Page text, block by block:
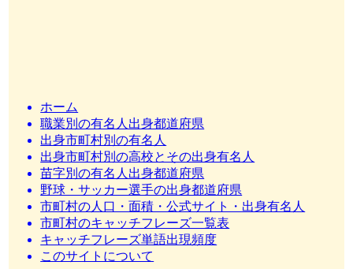
ホーム
職業別の有名人出身都道府県
出身市町村別の有名人
出身市町村別の高校とその出身有名人
苗字別の有名人出身都道府県
野球・サッカー選手の出身都道府県
市町村の人口・面積・公式サイト・出身有名人
市町村のキャッチフレーズ一覧表
キャッチフレーズ単語出現頻度
このサイトについて